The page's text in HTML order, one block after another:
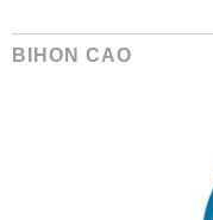
BIHON CAO